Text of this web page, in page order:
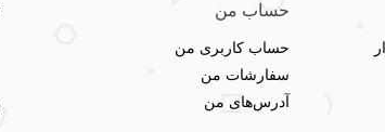
حساب من
حساب کاربری من
سفارشات من
آدرس‌های من